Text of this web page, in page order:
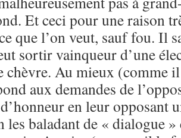
Et ceci pour une raison
que l’on veut, sauf fou. Il
sortir vainqueur d’une
chèvre. Au mieux (comme
aux demandes de
en leur opposant
les baladant de « dialogue